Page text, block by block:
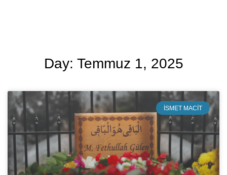
Day: Temmuz 1, 2025
İSMET MACIT